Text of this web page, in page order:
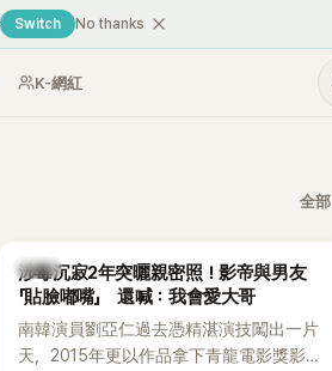
Switch No thanks
K-網紅
全部
韓星
涉毒沉寂2年突曬親密照！影帝與男友
「貼臉嘟嘴」 還喊：我會愛大哥
南韓演員劉亞仁過去憑精湛演技闖出一片
天，2015年更以作品拿下青龍電影獎影